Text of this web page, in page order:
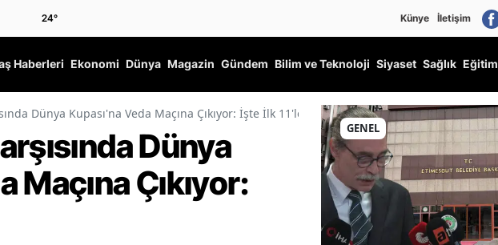
24° Künye İletişim
Haberleri Ekonomi Dünya Magazin Gündem Bilim ve Teknoloji Siyaset Sağlık Eğitim
Dünya Kupası'na Veda Maçına Çıkıyor: İşte İlk 11'ler
Dünya
Maçına Çıkıyor:
GENEL